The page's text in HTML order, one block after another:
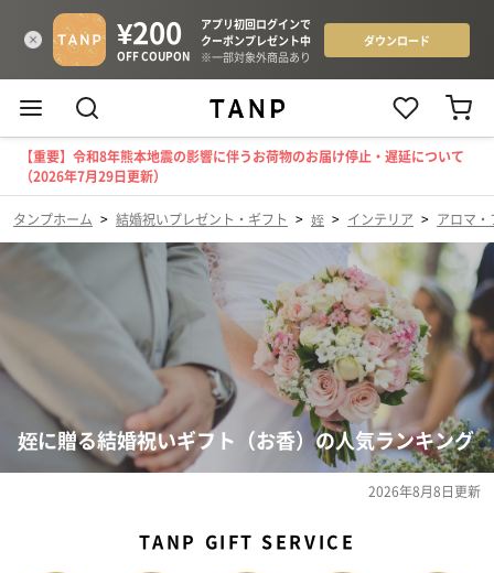
【重要】令和8年熊本地震の影響に伴うお荷物のお届け停止・遅延について
（2026年7月29日更新）
タンプホーム > 結婚祝いプレゼント・ギフト > 姪 > インテリア > アロマ
姪に贈る結婚祝いギフト（お香）の人気ランキング
2026年8月8日更新
TANP GIFT SERVICE